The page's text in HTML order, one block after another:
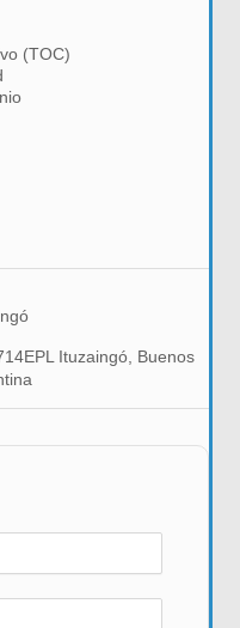
(TOC)
Ituzaingó, Buenos